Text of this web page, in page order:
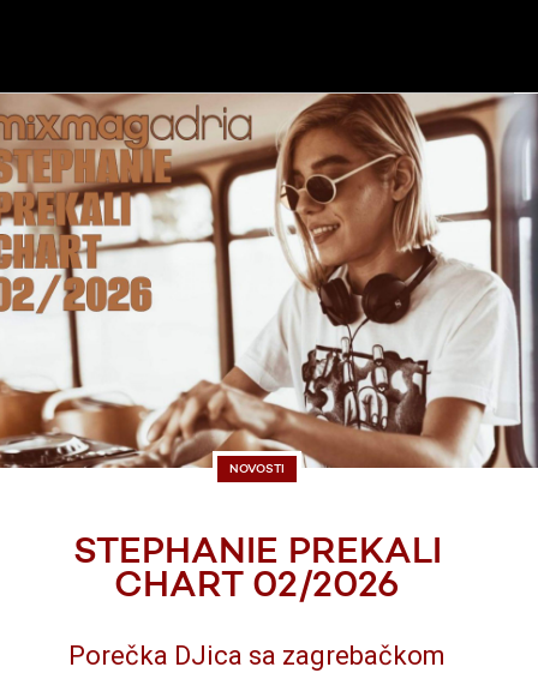
NOVOSTI
STEPHANIE PREKALI
CHART 02/2026
Porečka DJica sa zagrebačkom